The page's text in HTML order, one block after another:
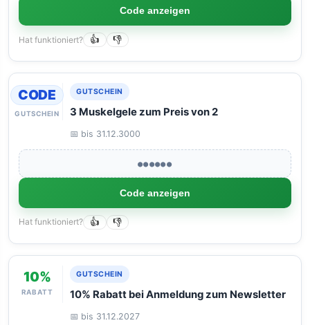
Code anzeigen
Hat funktioniert? 👍 👎
CODE
GUTSCHEIN
GUTSCHEIN
3 Muskelgele zum Preis von 2
📅 bis 31.12.3000
●●●●●●
Code anzeigen
Hat funktioniert? 👍 👎
10%
RABATT
GUTSCHEIN
10% Rabatt bei Anmeldung zum Newsletter
📅 bis 31.12.2027